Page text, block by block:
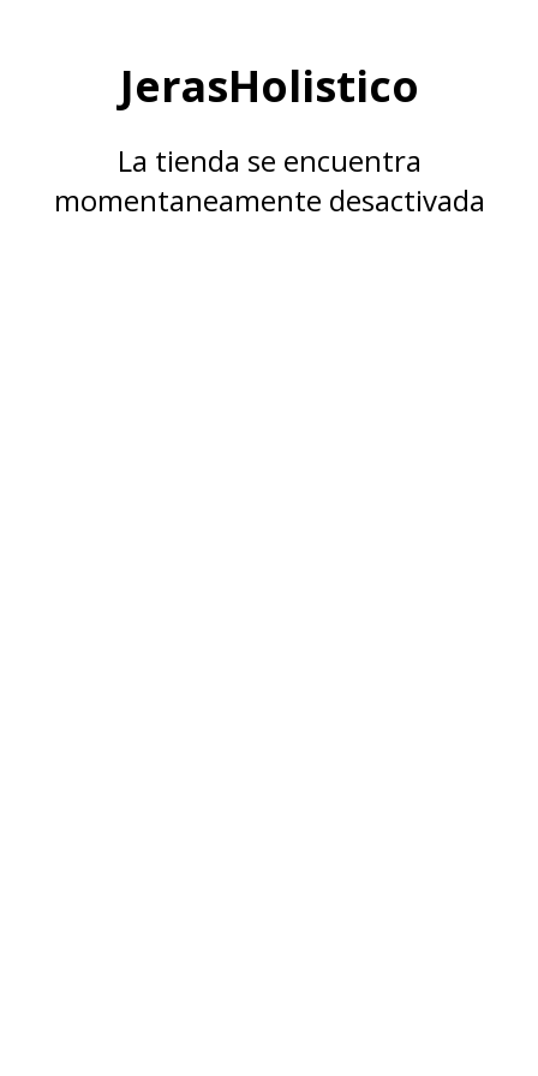
JerasHolistico
La tienda se encuentra
momentaneamente desactivada